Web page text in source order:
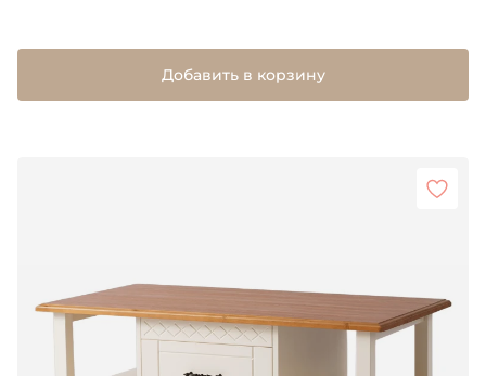
Добавить в корзину